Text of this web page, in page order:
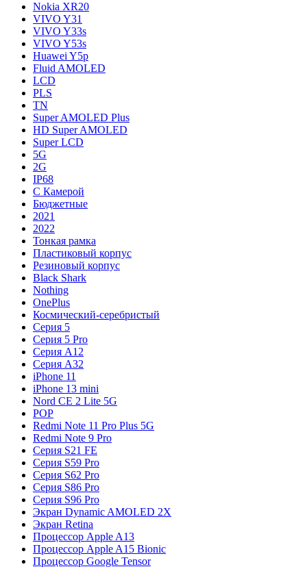
Nokia XR20
VIVO Y31
VIVO Y33s
VIVO Y53s
Huawei Y5p
Fluid AMOLED
LCD
PLS
TN
Super AMOLED Plus
HD Super AMOLED
Super LCD
5G
2G
IP68
С Камерой
Бюджетные
2021
2022
Тонкая рамка
Пластиковый корпус
Резиновый корпус
Black Shark
Nothing
OnePlus
Космический-серебристый
Серия 5
Серия 5 Pro
Серия A12
Серия A32
iPhone 11
iPhone 13 mini
Nord CE 2 Lite 5G
POP
Redmi Note 11 Pro Plus 5G
Redmi Note 9 Pro
Серия S21 FE
Серия S59 Pro
Серия S62 Pro
Серия S86 Pro
Серия S96 Pro
Экран Dynamic AMOLED 2X
Экран Retina
Процессор Apple A13
Процессор Apple A15 Bionic
Процессор Google Tensor